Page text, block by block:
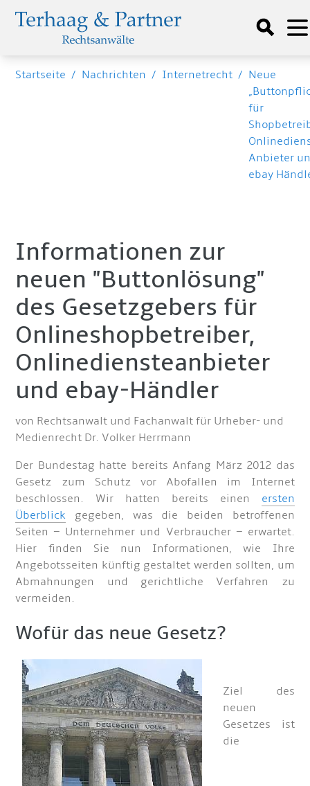
Startseite / Nachrichten / Internetrecht / Neue
für
Anbieter
ebay
Informationen zur
neuen "Buttonlösung"
des Gesetzgebers für
Onlineshopbetreiber,
Onlinediensteanbieter
und ebay-Händler
von Rechtsanwalt und Fachanwalt für Urheber- und
Medienrecht Dr. Volker Herrmann
Der Bundestag hatte bereits Anfang März 2012 das
Gesetz zum Schutz vor Abofallen im Internet
beschlossen. Wir hatten bereits einen ersten
Überblick gegeben, was die beiden betroffenen
Seiten – Unternehmer und Verbraucher – erwartet.
Hier finden Sie nun Informationen, wie Ihre
Angebotsseiten künftig gestaltet werden sollten, um
Abmahnungen und gerichtliche Verfahren zu
vermeiden.
Wofür das neue Gesetz?
Ziel des
neuen
Gesetzes ist
die